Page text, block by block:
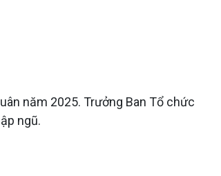
năm 2025. Trưởng Ban Tổ chức
ngũ.